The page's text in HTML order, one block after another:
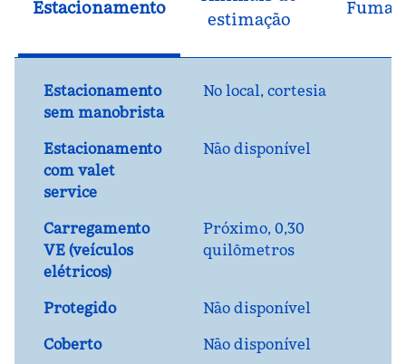
Estacionamento
estimação
Estacionamento
sem manobrista
No local, cortesia
Estacionamento
com valet
service
Não disponível
Carregamento
VE (veículos
elétricos)
Próximo, 0,30
quilômetros
Protegido
Não disponível
Coberto
Não disponível